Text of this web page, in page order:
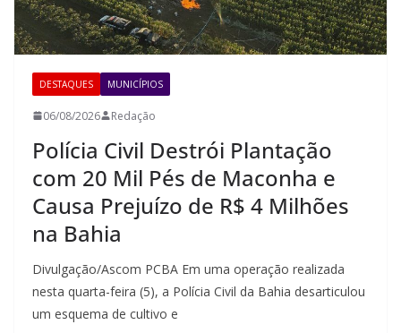
DESTAQUES MUNICÍPIOS
06/08/2026 Redação
Polícia Civil Destrói Plantação
com 20 Mil Pés de Maconha e
Causa Prejuízo de R$ 4 Milhões
na Bahia
Divulgação/Ascom PCBA Em uma operação realizada
nesta quarta-feira (5), a Polícia Civil da Bahia desarticulou
um esquema de cultivo e